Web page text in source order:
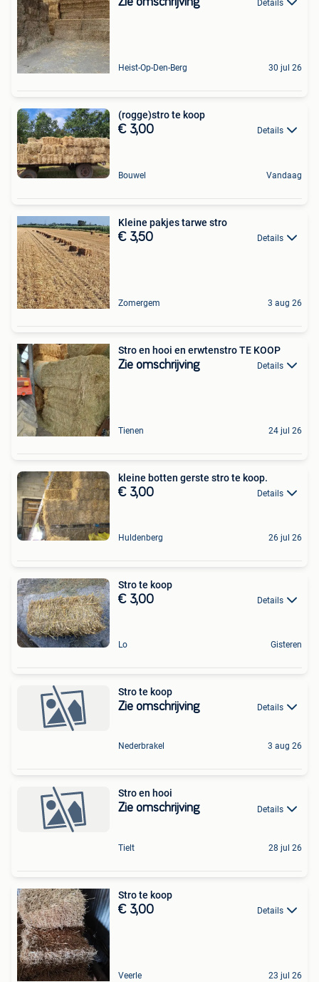
Details
Heist-Op-Den-Berg 30 jul 26
(rogge)stro te koop
€ 3,00 Details
Bouwel Vandaag
Kleine pakjes tarwe stro
€ 3,50 Details
Zomergem 3 aug 26
Stro en hooi en erwtenstro TE KOOP
Zie omschrijving Details
Tienen 24 jul 26
kleine botten gerste stro te koop.
€ 3,00 Details
Huldenberg 26 jul 26
Stro te koop
€ 3,00 Details
Lo Gisteren
Stro te koop
Zie omschrijving Details
Nederbrakel 3 aug 26
Stro en hooi
Zie omschrijving Details
Tielt 28 jul 26
Stro te koop
€ 3,00 Details
Veerle 23 jul 26